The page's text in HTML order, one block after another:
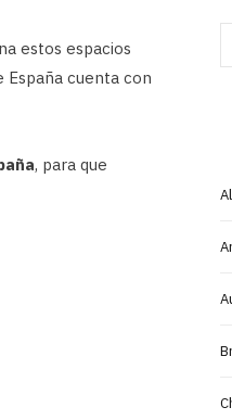
estos espacios
cuenta con
, para que